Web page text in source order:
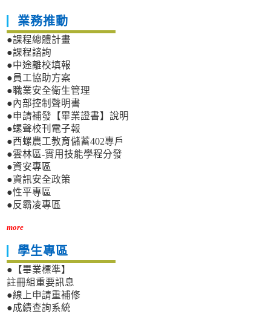
業務推動
●課程總體計畫
●課程諮詢
●中途離校填報
●員工協助方案
●職業安全衛生管理
●內部控制聲明書
●申請補發【畢業證書】說明
●螺聲校刊電子報
●西螺農工教育儲蓄402專戶
●雲林區-實用技能學程分發
●資安專區
●資訊安全政策
●性平專區
●反霸凌專區
more
學生專區
●【畢業標準】
註冊組重要訊息
●線上申請重補修
●成績查詢系統